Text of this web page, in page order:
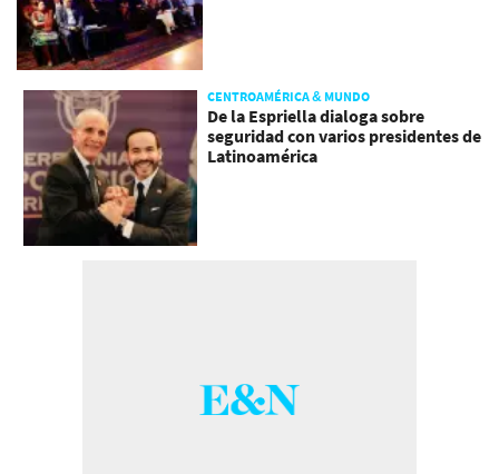
CENTROAMÉRICA & MUNDO
De la Espriella dialoga sobre
seguridad con varios presidentes de
Latinoamérica